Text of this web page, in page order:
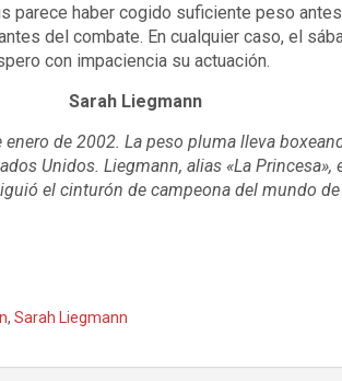
parece haber cogido suficiente peso
del combate. En cualquier caso, el
con impaciencia su actuación.
Sarah Liegmann
de 2002. La peso pluma lleva
Unidos. Liegmann, alias «La
el cinturón de campeona del mundo de
, Sarah Liegmann